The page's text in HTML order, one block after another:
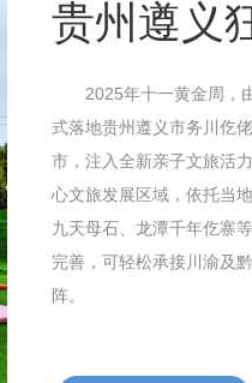
贵州遵义
2025年十一黄金周，由
式落地贵州遵义市务川仡
市，注入全新亲子文旅活
心文旅发展区域，依托当
九天母石、龙潭千年仡寨
完善，可轻松承接川渝及
阵。